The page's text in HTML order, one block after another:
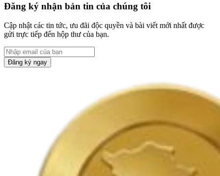
Đăng ký nhận bản tin của chúng tôi
Cập nhật các tin tức, ưu đãi độc quyền và bài viết mới nhất được
gửi trực tiếp đến hộp thư của bạn.
Đăng ký ngay